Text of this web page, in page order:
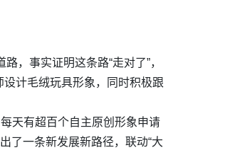
，事实证明这条路“走对了”，
计毛绒玩具形象，同时积极跟
天有超百个自主原创形象申请
了一条新发展新路径，联动“大